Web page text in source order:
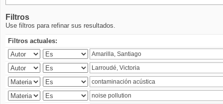
Filtros
Use filtros para refinar sus resultados.
Filtros actuales: